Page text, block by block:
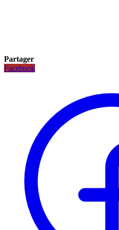
Partager
Facebook